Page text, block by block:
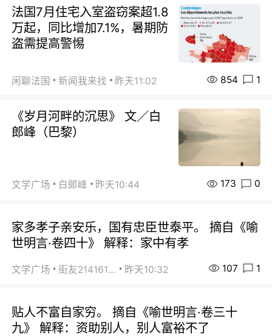
法国7月住宅入室盗窃案超1.8
万起，同比增加7.1%，暑期防
盗需提高警惕
闲聊法国 新闻我来找 昨天11:02 854 1
《岁月河畔的沉思》 文／白
郎峰（巴黎）
文学广场 白郞峰 昨天10:44 173 0
家多孝子亲安乐，国有忠臣世泰平。 摘自《喻
世明言·卷四十》 解释：家中有孝
文学广场 街友21416156 昨天10:32 107 1
贴人不富自家穷。 摘自《喻世明言·卷三十
九》 解释：资助别人，别人富裕不了